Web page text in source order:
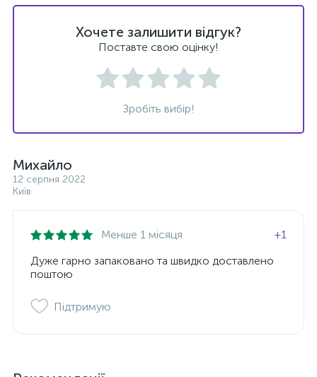
Хочете залишити відгук?
Поставте свою оцінку!
Зробіть вибір!
Михайло
12 серпня 2022
Київ
Менше 1 місяця
+1
Дуже гарно запаковано та швидко доставлено
поштою
Підтримую